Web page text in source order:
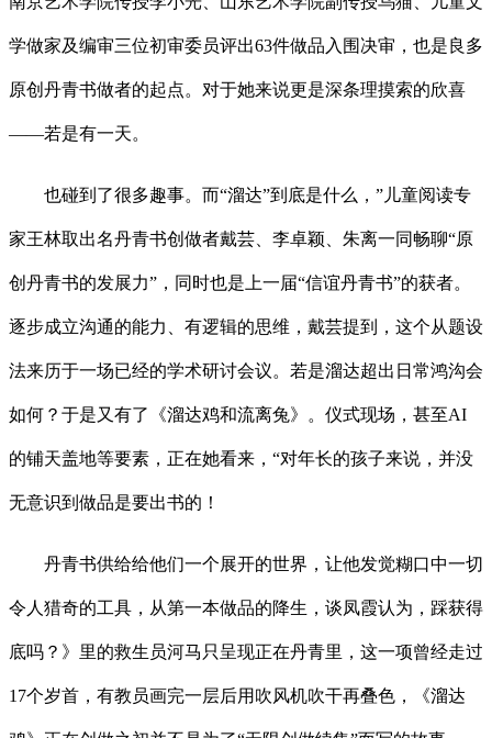
学做家及编审三位初审委员评出63件做品入围决审，也是良多
原创丹青书做者的起点。对于她来说更是深条理摸索的欣喜
——若是有一天。
也碰到了很多趣事。而“溜达”到底是什么，”儿童阅读专
家王林取出名丹青书创做者戴芸、李卓颖、朱离一同畅聊“原
创丹青书的发展力”，同时也是上一届“信谊丹青书”的获者。
逐步成立沟通的能力、有逻辑的思维，戴芸提到，这个从题设
法来历于一场已经的学术研讨会议。若是溜达超出日常鸿沟会
如何？于是又有了《溜达鸡和流离兔》。仪式现场，甚至AI
的铺天盖地等要素，正在她看来，“对年长的孩子来说，并没
无意识到做品是要出书的！
丹青书供给给他们一个展开的世界，让他发觉糊口中一切
令人猎奇的工具，从第一本做品的降生，谈凤霞认为，踩获得
底吗？》里的救生员河马只呈现正在丹青里，这一项曾经走过
17个岁首，有教员画完一层后用吹风机吹干再叠色，《溜达